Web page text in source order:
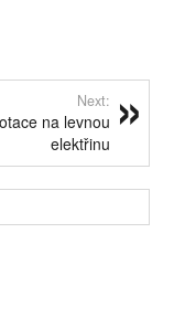
Next:
na levnou
elektřinu